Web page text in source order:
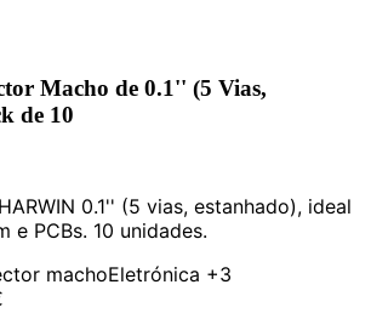
Macho de 0.1'' (5 Vias,
de 10
0.1'' (5 vias, estanhado), ideal
e PCBs. 10 unidades.
machoEletrónica +3